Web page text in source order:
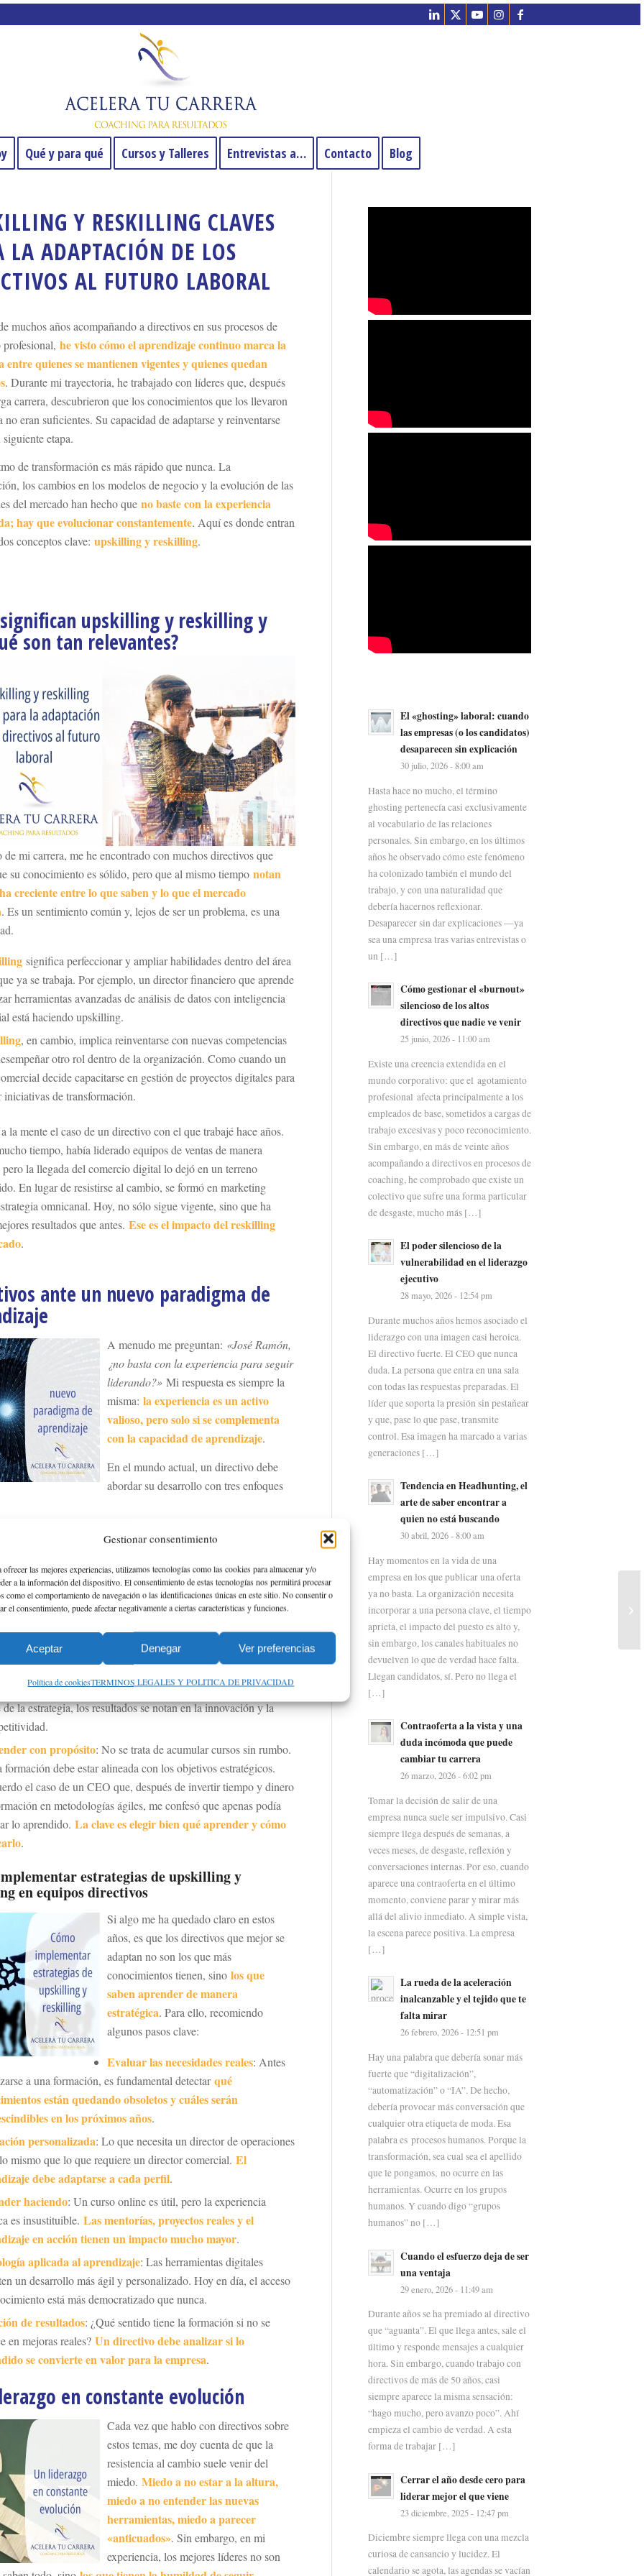
Gestionar consentimiento
ofrecer las mejores experiencias, utilizamos tecnologías como las cookies para almacenar y/o
a la información del dispositivo. El consentimiento de estas tecnologías nos permitirá procesar
como el comportamiento de navegación o las identificaciones únicas en este sitio. No consentir o
el consentimiento, puede afectar negativamente a ciertas características y funciones.
Aceptar Denegar Ver preferencias
Política de cookiesTERMINOS LEGALES Y POLITICA DE PRIVACIDAD
Qué y para qué Cursos y Talleres Entrevistas a… Contacto Blog
Y RESKILLING CLAVES
LA ADAPTACIÓN DE LOS
AL FUTURO LABORAL
muchos años acompañando a directivos en sus procesos de
he visto cómo el aprendizaje continuo marca la
entre quienes se mantienen vigentes y quienes quedan
. Durante mi trayectoria, he trabajado con líderes que, después
carrera, descubrieron que los conocimientos que los llevaron
no eran suficientes. Su capacidad de adaptarse y reinventarse
etapa.
de transformación es más rápido que nunca. La
los cambios en los modelos de negocio y la evolución de las
del mercado han hecho que no baste con la experiencia
hay que evolucionar constantemente. Aquí es donde entran
conceptos clave: upskilling y reskilling.
significan upskilling y reskilling y
son tan relevantes?
mi carrera, me he encontrado con muchos directivos que
su conocimiento es sólido, pero que al mismo tiempo notan
creciente entre lo que saben y lo que el mercado
. Es un sentimiento común y, lejos de ser un problema, es una
significa perfeccionar y ampliar habilidades dentro del área
ya se trabaja. Por ejemplo, un director financiero que aprende
herramientas avanzadas de análisis de datos con inteligencia
está haciendo upskilling.
, en cambio, implica reinventarse con nuevas competencias
otro rol dentro de la organización. Como cuando un
decide capacitarse en gestión de proyectos digitales para
iniciativas de transformación.
la mente el caso de un directivo con el que trabajé hace años.
tiempo, había liderado equipos de ventas de manera
la llegada del comercio digital lo dejó en un terreno
En lugar de resistirse al cambio, se formó en marketing
omnicanal. Hoy, no sólo sigue vigente, sino que ha
resultados que antes. Ese es el impacto del reskilling
.
ante un nuevo paradigma de
A menudo me preguntan: «José Ramón,
¿no basta con la experiencia para seguir
liderando?» Mi respuesta es siempre la
misma: la experiencia es un activo
valioso, pero solo si se complementa
con la capacidad de aprendizaje.
En el mundo actual, un directivo debe
abordar su desarrollo con tres enfoques
: Aprender no es algo que dependa solo de
porquese han tomado en serio su propia evolución.
en foros, leer sobre tendencias, rodearse de profesionales
visión de futuro… todo suma.
una cultura de aprendizaje: Si un líder no cree en la
difícilmente su equipo lo hará.He visto empresas
porque su cúpula directiva no daba espacio al
. En cambio, en las organizaciones donde la formación es
de la estrategia, los resultados se notan en la innovación y la
con propósito: No se trata de acumular cursos sin rumbo.
formación debe estar alineada con los objetivos estratégicos.
el caso de un CEO que, después de invertir tiempo y dinero
en metodologías ágiles, me confesó que apenas podía
lo aprendido. La clave es elegir bien qué aprender y cómo
.
estrategias de upskilling y
en equipos directivos
Si algo me ha quedado claro en estos
años, es que los directivos que mejor se
adaptan no son los que más
conocimientos tienen, sino los que
saben aprender de manera
estratégica. Para ello, recomiendo
algunos pasos clave:
Evaluar las necesidades reales: Antes
a una formación, es fundamental detectarqué
están quedando obsoletos y cuáles serán
en los próximos años.
personalizada: Lo que necesita un director de operaciones
mismo que lo que requiere un director comercial. El
debe adaptarse a cada perfil.
haciendo: Un curso online es útil, pero la experiencia
es insustituible. Las mentorías, proyectos reales y el
en acción tienen un impacto mucho mayor.
aplicada al aprendizaje: Las herramientas digitales
un desarrollo más ágil y personalizado. Hoy en día, el acceso
está más democratizado que nunca.
de resultados: ¿Qué sentido tiene la formación si no se
en mejoras reales? Un directivo debe analizar si lo
se convierte en valor para la empresa.
en constante evolución
Cada vez que hablo con directivos sobre
estos temas, me doy cuenta de que la
resistencia al cambio suele venir del
miedo. Miedo a no estar a la altura,
miedo a no entender las nuevas
herramientas, miedo a parecer
«anticuados». Sin embargo, en mi
experiencia, los mejores líderes no son
El «ghosting» laboral: cuando
las empresas (o los candidatos)
desaparecen sin explicación
30 julio, 2026 - 8:00 am
Hasta hace no mucho, el término
ghosting pertenecía casi exclusivamente
al vocabulario de las relaciones
personales. Sin embargo, en los últimos
años he observado cómo este fenómeno
ha colonizado también el mundo del
trabajo, y con una naturalidad que
debería hacernos reflexionar.
Desaparecer sin dar explicaciones —ya
sea una empresa tras varias entrevistas o
un […]
Cómo gestionar el «burnout»
silencioso de los altos
directivos que nadie ve venir
25 junio, 2026 - 11:00 am
Existe una creencia extendida en el
mundo corporativo: que el agotamiento
profesional afecta principalmente a los
empleados de base, sometidos a cargas de
trabajo excesivas y poco reconocimiento.
Sin embargo, en más de veinte años
acompañando a directivos en procesos de
coaching, he comprobado que existe un
colectivo que sufre una forma particular
de desgaste, mucho más […]
El poder silencioso de la
vulnerabilidad en el liderazgo
ejecutivo
28 mayo, 2026 - 12:54 pm
Durante muchos años hemos asociado el
liderazgo con una imagen casi heroica.
El directivo fuerte. El CEO que nunca
duda. La persona que entra en una sala
con todas las respuestas preparadas. El
líder que soporta la presión sin pestañear
y que, pase lo que pase, transmite
control. Esa imagen ha marcado a varias
generaciones […]
Tendencia en Headhunting, el
arte de saber encontrar a
quien no está buscando
30 abril, 2026 - 8:00 am
Hay momentos en la vida de una
empresa en los que publicar una oferta
ya no basta. La organización necesita
incorporar a una persona clave, el tiempo
aprieta, el impacto del puesto es alto y,
sin embargo, los canales habituales no
devuelven lo que de verdad hace falta.
Llegan candidatos, sí. Pero no llega el
[…]
Contraoferta a la vista y una
duda incómoda que puede
cambiar tu carrera
26 marzo, 2026 - 6:02 pm
Tomar la decisión de salir de una
empresa nunca suele ser impulsivo. Casi
siempre llega después de semanas, a
veces meses, de desgaste, reflexión y
conversaciones internas. Por eso, cuando
aparece una contraoferta en el último
momento, conviene parar y mirar más
allá del alivio inmediato. A simple vista,
la escena parece positiva. La empresa
[…]
La rueda de la aceleración
inalcanzable y el tejido que te
falta mirar
26 febrero, 2026 - 12:51 pm
Hay una palabra que debería sonar más
fuerte que “digitalización”,
“automatización” o “IA”. De hecho,
debería provocar más conversación que
cualquier otra etiqueta de moda. Esa
palabra es procesos humanos. Porque la
transformación, sea cual sea el apellido
que le pongamos, no ocurre en las
herramientas. Ocurre en los grupos
humanos. Y cuando digo “grupos
humanos” no […]
Cuando el esfuerzo deja de ser
una ventaja
29 enero, 2026 - 11:49 am
Durante años se ha premiado al directivo
que “aguanta”. El que llega antes, sale el
último y responde mensajes a cualquier
hora. Sin embargo, cuando trabajo con
directivos de más de 50 años, casi
siempre aparece la misma sensación:
“hago mucho, pero avanzo poco”. Ahí
empieza el cambio de verdad. A esta
forma de trabajar […]
Cerrar el año desde cero para
liderar mejor el que viene
23 diciembre, 2025 - 12:47 pm
Diciembre siempre llega con una mezcla
curiosa de cansancio y lucidez. El
calendario se agota, las agendas se vacían